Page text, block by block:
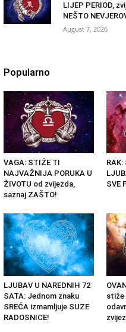
LIJEP PERIOD,
NEŠTO
August 7, 2026
Popularno
VAGA: STIŽE TI
NAJVAŽNIJA PORUKA U
ŽIVOTU od zvijezda,
saznaj ZAŠTO!
RAK:
SVE
LJUBAV U NAREDNIH 72
SATA: Jednom znaku
SREĆA izmamljuje SUZE
RADOSNICE!
stiže